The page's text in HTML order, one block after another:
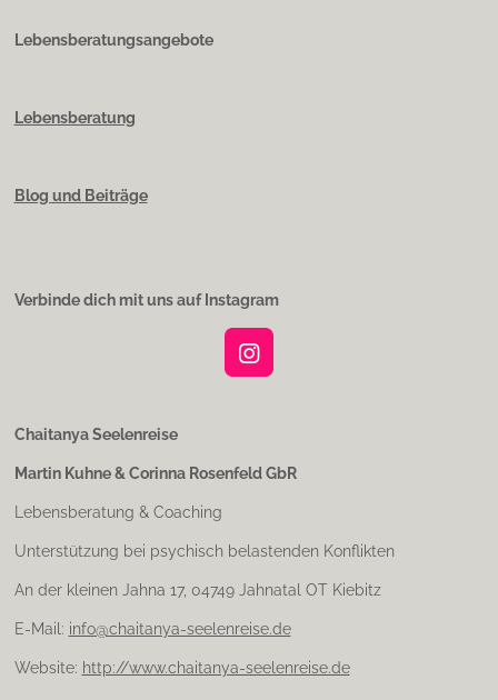
Lebensberatungsangebote
Lebensberatung
Blog und Beiträge
Verbinde dich mit uns auf Instagram
I
g
m
Chaitanya Seelenreise
Martin Kuhne & Corinna Rosenfeld GbR
Lebensberatung & Coaching
Unterstützung bei psychisch belastenden Konflikten
An der kleinen Jahna 17, 04749 Jahnatal OT Kiebitz
E-Mail: info@chaitanya-seelenreise.de
Website: http://www.chaitanya-seelenreise.de